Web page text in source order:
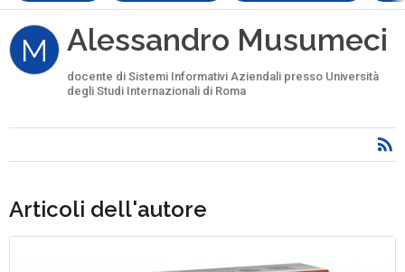
M Alessandro Musumeci
docente di Sistemi Informativi Aziendali presso Università
degli Studi Internazionali di Roma
Articoli dell'autore